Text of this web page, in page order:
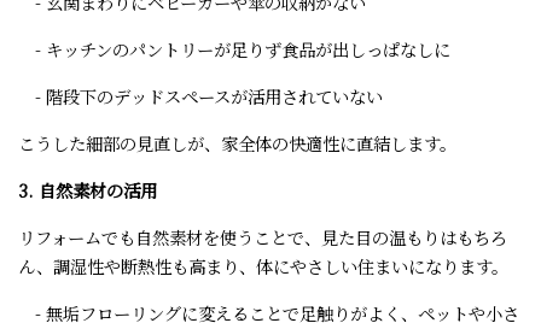
- キッチンのパントリーが足りず食品が出しっぱなしに
- 階段下のデッドスペースが活用されていない
こうした細部の見直しが、家全体の快適性に直結します。
3. 自然素材の活用
リフォームでも自然素材を使うことで、見た目の温もりはもちろ
ん、調湿性や断熱性も高まり、体にやさしい住まいになります。
- 無垢フローリングに変えることで足触りがよく、ペットや小さ